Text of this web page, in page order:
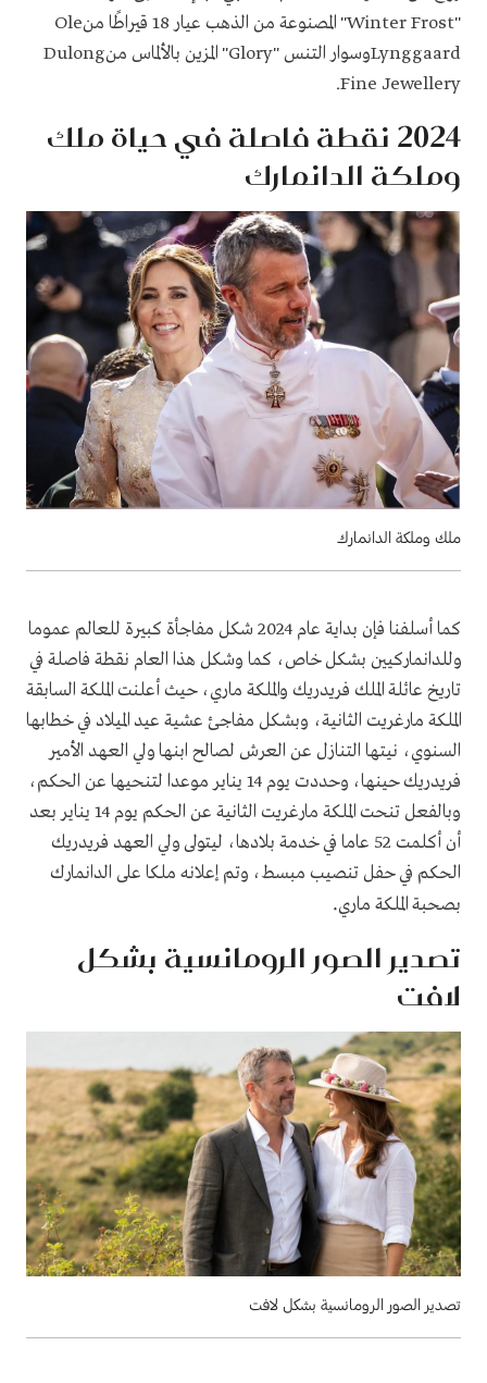
"Winter Frost" المصنوعة من الذهب عيار 18 قيراطًا منOle
Lynggaardوسوار التنس "Glory" المزين بالألماس منDulong
Fine Jewellery.
2024 نقطة فاصلة في حياة ملك
وملكة الدانمارك
ملك وملكة الدانمارك
كما أسلفنا فإن بداية عام 2024 شكل مفاجأة كبيرة للعالم عموما
وللدانماركيين بشكل خاص، كما وشكل هذا العام نقطة فاصلة في
تاريخ عائلة الملك فريدريك والملكة ماري، حيث أعلنت الملكة السابقة
الملكة مارغريت الثانية، وبشكل مفاجئ عشية عيد الميلاد في خطابها
السنوي، نيتها التنازل عن العرش لصالح ابنها ولي العهد الأمير
فريدريك حينها، وحددت يوم 14 يناير موعدا لتنحيها عن الحكم،
وبالفعل تنحت الملكة مارغريت الثانية عن الحكم يوم 14 يناير بعد
أن أكلمت 52 عاما في خدمة بلادها، ليتولى ولي العهد فريدريك
الحكم في حفل تنصيب مبسط، وتم إعلانه ملكا على الدانمارك
بصحبة الملكة ماري.
تصدير الصور الرومانسية بشكل
لافت
تصدير الصور الرومانسية بشكل لافت